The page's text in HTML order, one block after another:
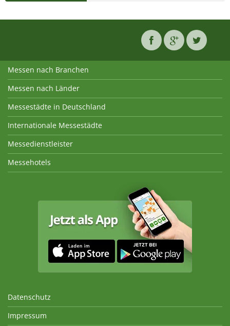
Messen nach Branchen
Messen nach Länder
Messestädte in Deutschland
Internationale Messestädte
Messedienstleister
Messehotels
Datenschutz
Impressum